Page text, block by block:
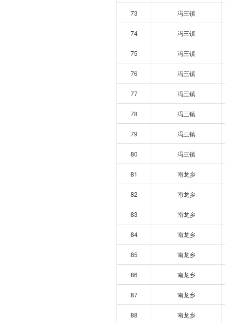
73 冯三镇
74 冯三镇
75 冯三镇
76 冯三镇
77 冯三镇
78 冯三镇
79 冯三镇
80 冯三镇
81 南龙乡
82 南龙乡
83 南龙乡
84 南龙乡
85 南龙乡
86 南龙乡
87 南龙乡
88 南龙乡